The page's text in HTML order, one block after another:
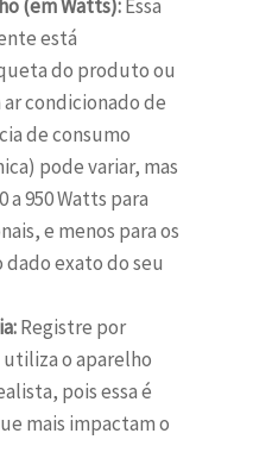
(em Watts):Essa
está
do produto ou
ar condicionado de
de consumo
pode variar, mas
a 950 Watts para
e menos para os
exato do seu
Registre por
o aparelho
pois essa é
mais impactam o